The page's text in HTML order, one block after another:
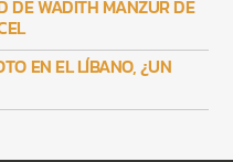
DE WADITH MANZUR DE
EN EL LÍBANO, ¿UN